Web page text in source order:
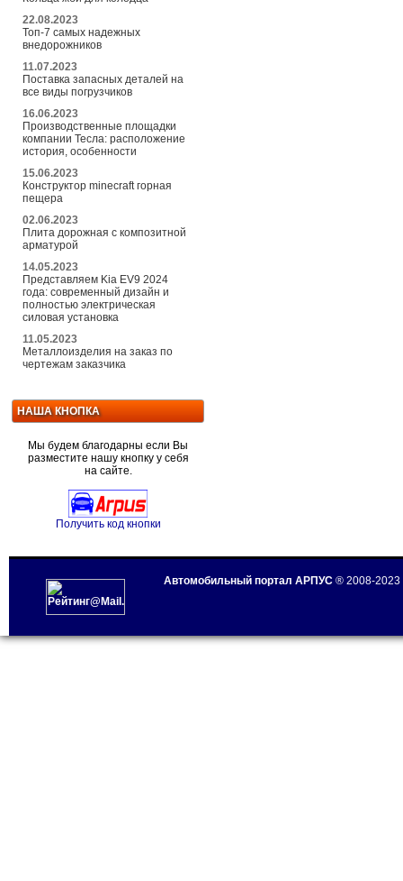
22.08.2023
Топ-7 самых надежных
внедорожников
11.07.2023
Поставка запасных деталей на
все виды погрузчиков
16.06.2023
Производственные площадки
компании Тесла: расположение
история, особенности
15.06.2023
Конструктор minecraft горная
пещера
02.06.2023
Плита дорожная с композитной
арматурой
14.05.2023
Представляем Kia EV9 2024
года: современный дизайн и
полностью электрическая
силовая установка
11.05.2023
Металлоизделия на заказ по
чертежам заказчика
НАША КНОПКА
Мы будем благодарны если Вы
разместите нашу кнопку у себя
на сайте.
Получить код кнопки
Автомобильный портал АРПУС ® 2008-2023